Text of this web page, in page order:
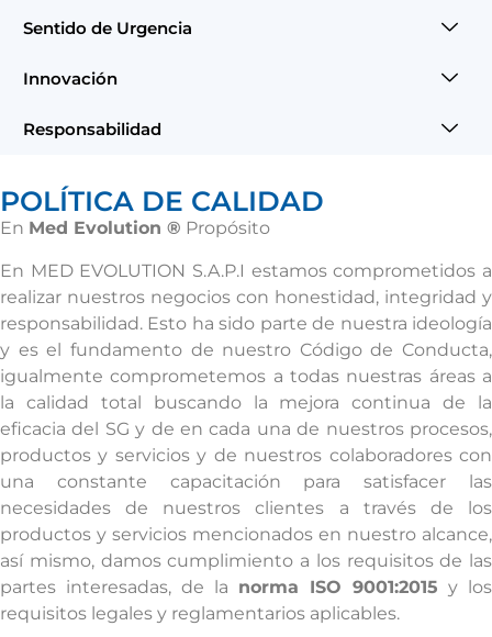
Sentido de Urgencia
Innovación
Responsabilidad
POLÍTICA DE CALIDAD
En Med Evolution ® Propósito
En MED EVOLUTION S.A.P.I estamos comprometidos a
realizar nuestros negocios con honestidad, integridad y
responsabilidad. Esto ha sido parte de nuestra ideología
y es el fundamento de nuestro Código de Conducta,
igualmente comprometemos a todas nuestras áreas a
la calidad total buscando la mejora continua de la
eficacia del SG y de en cada una de nuestros procesos,
productos y servicios y de nuestros colaboradores con
una constante capacitación para satisfacer las
necesidades de nuestros clientes a través de los
productos y servicios mencionados en nuestro alcance,
así mismo, damos cumplimiento a los requisitos de las
partes interesadas, de la norma ISO 9001:2015 y los
requisitos legales y reglamentarios aplicables.